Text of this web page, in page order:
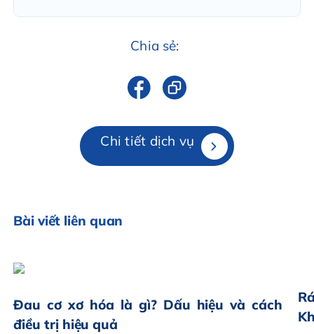
Chia sẻ:
Chi tiết dịch vụ
Bài viết liên quan
Đau cơ xơ hóa là gì? Dấu hiệu và cách
điều trị hiệu quả